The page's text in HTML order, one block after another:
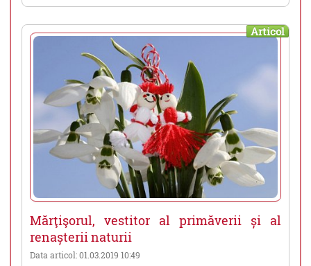
Articol
Mărţişorul, vestitor al primăverii și al
renașterii naturii
Data articol: 01.03.2019 10:49